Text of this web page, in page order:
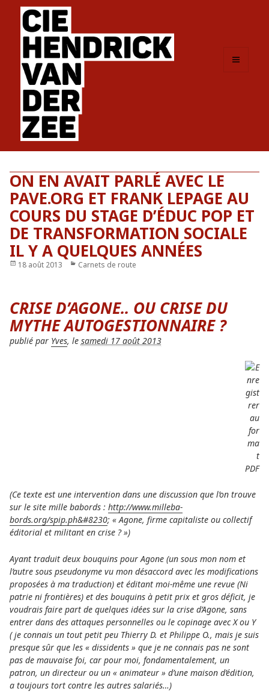
ON EN AVAIT PARLÉ AVEC LE
PAVE.ORG ET FRANK LEPAGE AU
COURS DU STAGE D’ÉDUC POP ET
DE TRANSFORMATION SOCIALE
IL Y A QUELQUES ANNÉES
Publié
18 août 2013 Catégories
Carnets de route
CRISE D’AGONE.. OU CRISE DU
MYTHE AUTOGESTIONNAIRE ?
publié par Yves, le samedi 17 août 2013
(Ce texte est une inter­ven­tion dans une dis­cus­sion que l’on trouve
sur le site mille babords : http://www.mil­le­ba­
bords.org/spip.ph&#8230; « Agone, firme capi­ta­liste ou col­lec­tif
édi­torial et mili­tant en crise ? »)
Ayant tra­duit deux bou­quins pour Agone (un sous mon nom et
l’autre sous pseu­do­nyme vu mon dés­accord avec les modi­fi­ca­tions
pro­posées à ma tra­duc­tion) et éditant moi-même une revue (Ni
patrie ni fron­tières) et des bou­quins à petit prix et gros déficit, je
vou­drais faire part de quel­ques idées sur la crise d’Agone, sans
entrer dans des atta­ques per­son­nel­les ou le copi­nage avec X ou Y
( je connais un tout petit peu Thierry D. et Philippe O., mais je suis
pres­que sûr que les « dis­si­dents » que je ne connais pas ne sont
pas de mau­vaise foi, car pour moi, fon­da­men­ta­le­ment, un
patron, un direc­teur ou un « ani­ma­teur » d’une maison d’édition,
a tou­jours tort contre les autres sala­riés…)